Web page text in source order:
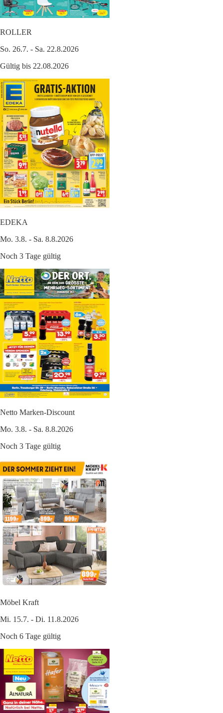
ROLLER
So. 26.7. - Sa. 22.8.2026
Gültig bis 22.08.2026
EDEKA
Mo. 3.8. - Sa. 8.8.2026
Noch 3 Tage gültig
Netto Marken-Discount
Mo. 3.8. - Sa. 8.8.2026
Noch 3 Tage gültig
Möbel Kraft
Mi. 15.7. - Di. 11.8.2026
Noch 6 Tage gültig